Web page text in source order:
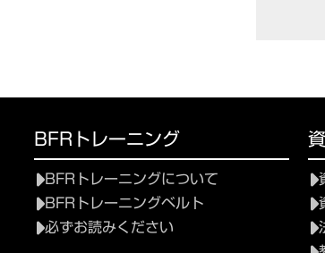
BFRトレーニング
BFRトレーニングについて
BFRトレーニングベルト
必ずお読みください